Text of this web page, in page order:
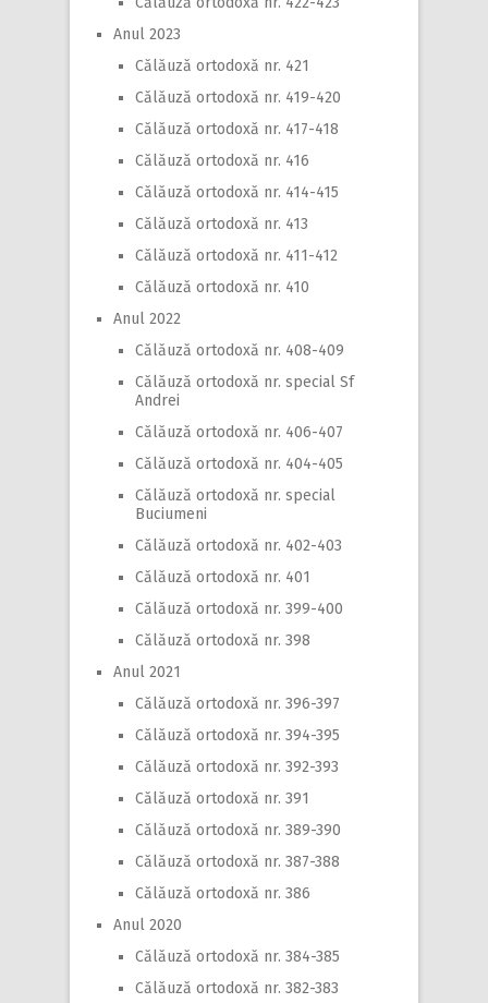
Anul 2023
Călăuză ortodoxă nr. 421
Călăuză ortodoxă nr. 419-420
Călăuză ortodoxă nr. 417-418
Călăuză ortodoxă nr. 416
Călăuză ortodoxă nr. 414-415
Călăuză ortodoxă nr. 413
Călăuză ortodoxă nr. 411-412
Călăuză ortodoxă nr. 410
Anul 2022
Călăuză ortodoxă nr. 408-409
Călăuză ortodoxă nr. special Sf
Andrei
Călăuză ortodoxă nr. 406-407
Călăuză ortodoxă nr. 404-405
Călăuză ortodoxă nr. special
Buciumeni
Călăuză ortodoxă nr. 402-403
Călăuză ortodoxă nr. 401
Călăuză ortodoxă nr. 399-400
Călăuză ortodoxă nr. 398
Anul 2021
Călăuză ortodoxă nr. 396-397
Călăuză ortodoxă nr. 394-395
Călăuză ortodoxă nr. 392-393
Călăuză ortodoxă nr. 391
Călăuză ortodoxă nr. 389-390
Călăuză ortodoxă nr. 387-388
Călăuză ortodoxă nr. 386
Anul 2020
Călăuză ortodoxă nr. 384-385
Călăuză ortodoxă nr. 382-383